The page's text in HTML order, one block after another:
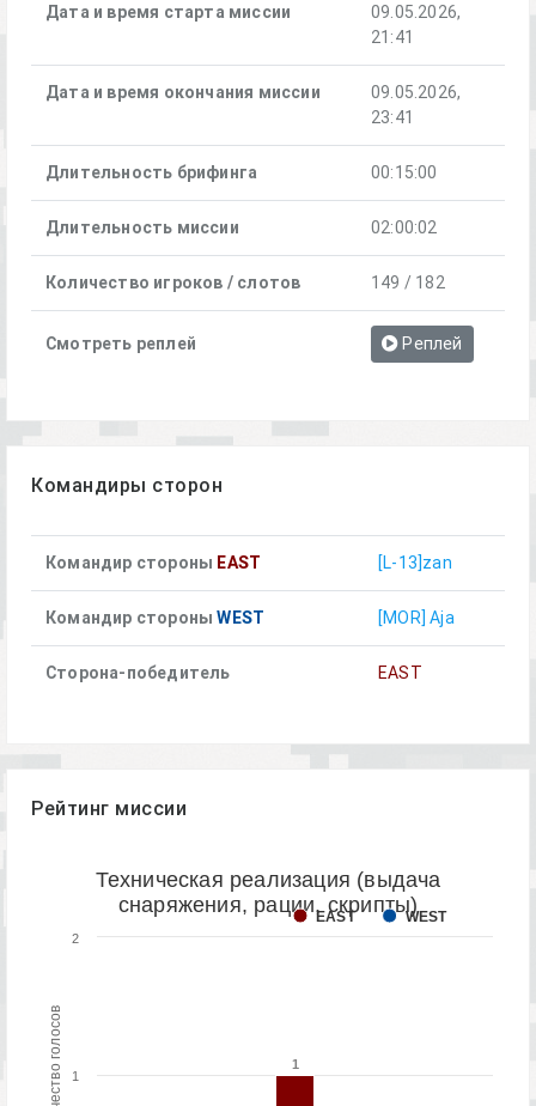
Дата и время старта миссии
09.05.2026,
21:41
Дата и время окончания миссии
09.05.2026,
23:41
Длительность брифинга 00:15:00
Длительность миссии 02:00:02
Количество игроков / слотов 149 / 182
Смотреть реплей Реплей
Командиры сторон
Командир стороны EAST [L-13]zan
Командир стороныWEST [MOR] Aja
Сторона-победитель EAST
Рейтинг миссии
Количество голосов
Техническая реализация (выдача
снаряжения, рации, скрипты)
1
1
EAST WEST
1
2